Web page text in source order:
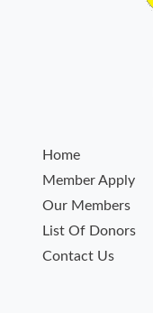
Home
Member Apply
Our Members
List Of Donors
Contact Us